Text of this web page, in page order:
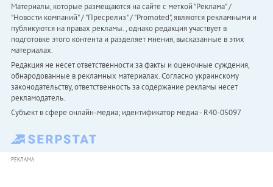
Материалы, которые размещаются на сайте с меткой "Реклама" /
"Новости компаний" / "Пресрелиз" / "Promoted", являются рекламными и
публикуются на правах рекламы. , однако редакция участвует в
подготовке этого контента и разделяет мнения, высказанные в этих
материалах.
Редакция не несет ответственности за факты и оценочные суждения,
обнародованные в рекламных материалах. Согласно украинскому
законодательству, ответственность за содержание рекламы несет
рекламодатель.
Субъект в сфере онлайн-медиа; идентификатор медиа - R40-05097
РЕКЛАМА